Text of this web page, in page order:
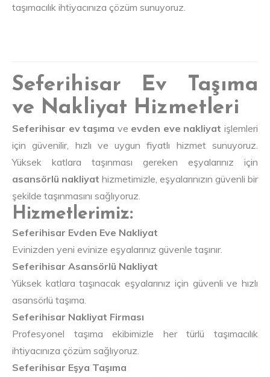
taşımacılık ihtiyacınıza çözüm sunuyoruz.
Seferihisar Ev Taşıma
ve Nakliyat Hizmetleri
Seferihisar ev taşıma ve evden eve nakliyat işlemleri
için güvenilir, hızlı ve uygun fiyatlı hizmet sunuyoruz.
Yüksek katlara taşınması gereken eşyalarınız için
asansörlü nakliyat hizmetimizle, eşyalarınızın güvenli bir
şekilde taşınmasını sağlıyoruz.
Hizmetlerimiz:
Seferihisar Evden Eve Nakliyat
Evinizden yeni evinize eşyalarınız güvenle taşınır.
Seferihisar Asansörlü Nakliyat
Yüksek katlara taşınacak eşyalarınız için güvenli ve hızlı
asansörlü taşıma.
Seferihisar Nakliyat Firması
Profesyonel taşıma ekibimizle her türlü taşımacılık
ihtiyacınıza çözüm sağlıyoruz.
Seferihisar Eşya Taşıma